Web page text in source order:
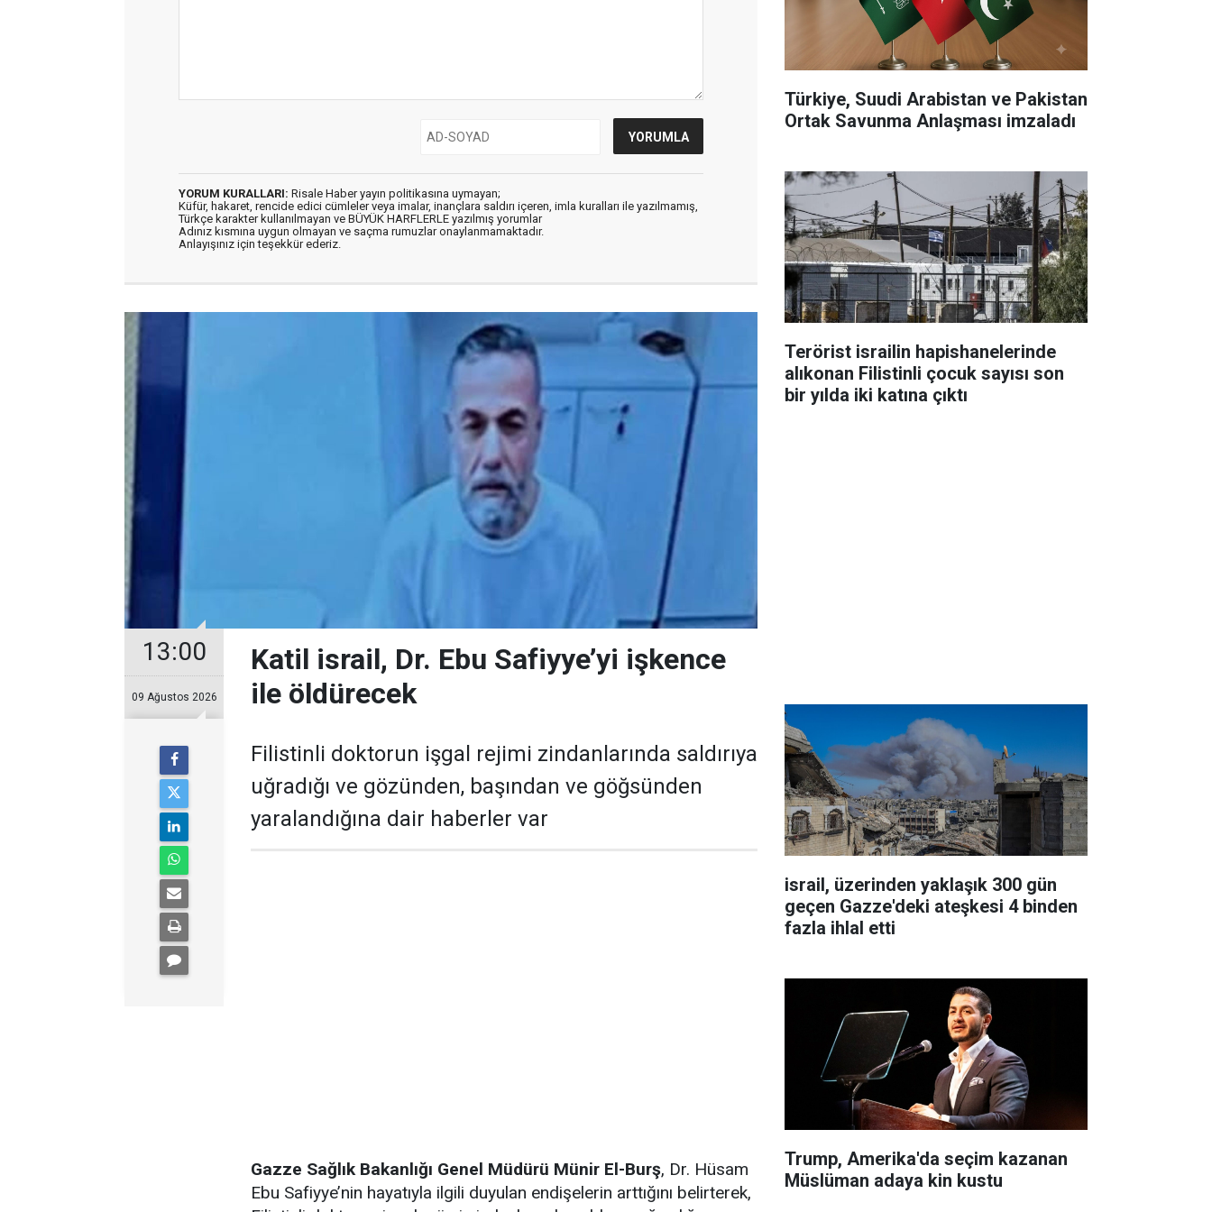
YORUM KURALLARI: Risale Haber yayın politikasına uymayan;
Küfür, hakaret, rencide edici cümleler veya imalar, inançlara saldırı içeren, imla kuralları ile yazılmamış,
Türkçe karakter kullanılmayan ve BÜYÜK HARFLERLE yazılmış yorumlar
Adınız kısmına uygun olmayan ve saçma rumuzlar onaylanmamaktadır.
Anlayışınız için teşekkür ederiz.
13:00
09 Ağustos 2026
Katil israil, Dr. Ebu Safiyye’yi işkence
ile öldürecek
Filistinli doktorun işgal rejimi zindanlarında saldırıya
uğradığı ve gözünden, başından ve göğsünden
yaralandığına dair haberler var
Gazze Sağlık Bakanlığı Genel Müdürü Münir El-Burş, Dr. Hüsam
Ebu Safiyye’nin hayatıyla ilgili duyulan endişelerin arttığını belirterek,
Türkiye, Suudi Arabistan ve Pakistan
Ortak Savunma Anlaşması imzaladı
Terörist israilin hapishanelerinde
alıkonan Filistinli çocuk sayısı son
bir yılda iki katına çıktı
israil, üzerinden yaklaşık 300 gün
geçen Gazze'deki ateşkesi 4 binden
fazla ihlal etti
Trump, Amerika'da seçim kazanan
Müslüman adaya kin kustu